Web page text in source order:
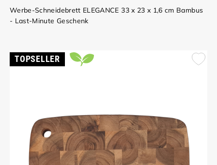
Werbe-Schneidebrett ELEGANCE 33 x 23 x 1,6 cm Bambus
- Last-Minute Geschenk
TOPSELLER